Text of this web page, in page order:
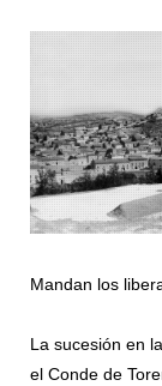
Mandan los
La sucesión en
el Conde de